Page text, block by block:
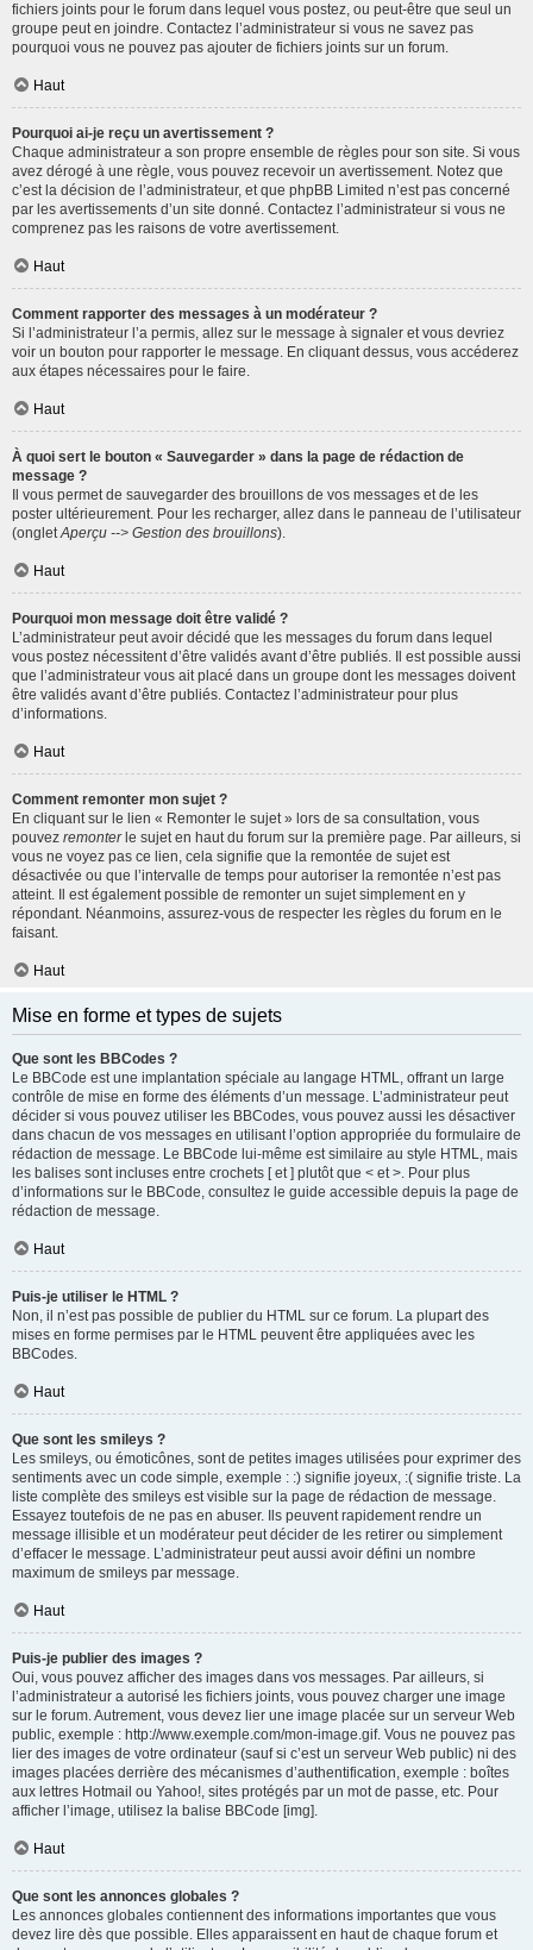
fichiers joints pour le forum dans lequel vous postez, ou peut-être que seul un
groupe peut en joindre. Contactez l’administrateur si vous ne savez pas
pourquoi vous ne pouvez pas ajouter de fichiers joints sur un forum.
Haut
Pourquoi ai-je reçu un avertissement ?
Chaque administrateur a son propre ensemble de règles pour son site. Si vous
avez dérogé à une règle, vous pouvez recevoir un avertissement. Notez que
c’est la décision de l’administrateur, et que phpBB Limited n’est pas concerné
par les avertissements d’un site donné. Contactez l’administrateur si vous ne
comprenez pas les raisons de votre avertissement.
Haut
Comment rapporter des messages à un modérateur ?
Si l’administrateur l’a permis, allez sur le message à signaler et vous devriez
voir un bouton pour rapporter le message. En cliquant dessus, vous accéderez
aux étapes nécessaires pour le faire.
Haut
À quoi sert le bouton « Sauvegarder » dans la page de rédaction de
message ?
Il vous permet de sauvegarder des brouillons de vos messages et de les
poster ultérieurement. Pour les recharger, allez dans le panneau de l’utilisateur
(ongletAperçu --> Gestion des brouillons).
Haut
Pourquoi mon message doit être validé ?
L’administrateur peut avoir décidé que les messages du forum dans lequel
vous postez nécessitent d’être validés avant d’être publiés. Il est possible aussi
que l’administrateur vous ait placé dans un groupe dont les messages doivent
être validés avant d’être publiés. Contactez l’administrateur pour plus
d’informations.
Haut
Comment remonter mon sujet ?
En cliquant sur le lien « Remonter le sujet » lors de sa consultation, vous
pouvez remonterle sujet en haut du forum sur la première page. Par ailleurs, si
vous ne voyez pas ce lien, cela signifie que la remontée de sujet est
désactivée ou que l’intervalle de temps pour autoriser la remontée n’est pas
atteint. Il est également possible de remonter un sujet simplement en y
répondant. Néanmoins, assurez-vous de respecter les règles du forum en le
faisant.
Haut
Mise en forme et types de sujets
Que sont les BBCodes ?
Le BBCode est une implantation spéciale au langage HTML, offrant un large
contrôle de mise en forme des éléments d’un message. L’administrateur peut
décider si vous pouvez utiliser les BBCodes, vous pouvez aussi les désactiver
dans chacun de vos messages en utilisant l’option appropriée du formulaire de
rédaction de message. Le BBCode lui-même est similaire au style HTML, mais
les balises sont incluses entre crochets [ et ] plutôt que < et >. Pour plus
d’informations sur le BBCode, consultez le guide accessible depuis la page de
rédaction de message.
Haut
Puis-je utiliser le HTML ?
Non, il n’est pas possible de publier du HTML sur ce forum. La plupart des
mises en forme permises par le HTML peuvent être appliquées avec les
BBCodes.
Haut
Que sont les smileys ?
Les smileys, ou émoticônes, sont de petites images utilisées pour exprimer des
sentiments avec un code simple, exemple : :) signifie joyeux, :( signifie triste. La
liste complète des smileys est visible sur la page de rédaction de message.
Essayez toutefois de ne pas en abuser. Ils peuvent rapidement rendre un
message illisible et un modérateur peut décider de les retirer ou simplement
d’effacer le message. L’administrateur peut aussi avoir défini un nombre
maximum de smileys par message.
Haut
Puis-je publier des images ?
Oui, vous pouvez afficher des images dans vos messages. Par ailleurs, si
l’administrateur a autorisé les fichiers joints, vous pouvez charger une image
sur le forum. Autrement, vous devez lier une image placée sur un serveur Web
public, exemple : http://www.exemple.com/mon-image.gif. Vous ne pouvez pas
lier des images de votre ordinateur (sauf si c’est un serveur Web public) ni des
images placées derrière des mécanismes d’authentification, exemple : boîtes
aux lettres Hotmail ou Yahoo!, sites protégés par un mot de passe, etc. Pour
afficher l’image, utilisez la balise BBCode [img].
Haut
Que sont les annonces globales ?
Les annonces globales contiennent des informations importantes que vous
devez lire dès que possible. Elles apparaissent en haut de chaque forum et